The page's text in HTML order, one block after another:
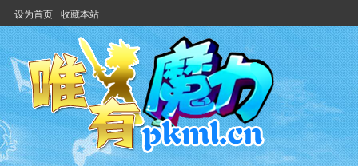
设为首页 收藏本站